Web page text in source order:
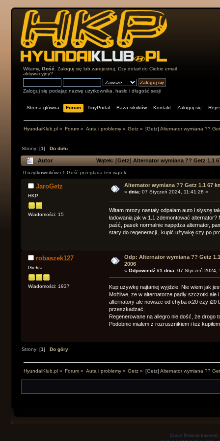
Witamy,Gość .Zaloguj się lubzarejestruj . Czy dotarł do Ciebieemail
aktywacyjny?
Zaloguj się podając nazwę użytkownika, hasło i długość sesji
Strona główna Forum TinyPortal Baza silników Kontakt Zaloguj się
HyundaiKlub.pl» Forum» Auta i problemy» Getz » [Getz] Alternator wymiana ??
Strony: [1] Do dołu
Autor Wątek: [Getz] Alternator wymiana ?? Getz 1.1
0 użytkowników i 1 Gość przegląda ten wątek.
JaroGetz
HKP
Wiadomości: 15
Alternator wymiana ?? Getz 1.1 67
«dnia: 07 Styczeń 2024, 11:41:28 »
Witam mrozy nastały odpalam auto i słyszę
ładowania jak w 1.1 zdemontować
paść, pasek normalnie napędza alternator,
stary do regeneracji , kupić używkę czy po
robaszek127
Giełda
Wiadomości: 1937
Odp: Alternator wymiana ?? Getz
2006
«Odpowiedź #1 dnia: 07 Styczeń 2024,
Kup używkę najtaniej wyjdzie. Nie wiem jak
Możliwe, ze w alternatorze padły szczotki ale
alternatory ale nowsze od chyba ix20 czy i20
przeszkadzać.
Regenerowane na allegro nie dość, że drogo
Podobnie miałem z rozrusznikiem i też
Strony: [1]Do góry
HyundaiKlub.pl» Forum» Auta i problemy» Getz » [Getz] Alternator wymiana ??
Curve Minimal